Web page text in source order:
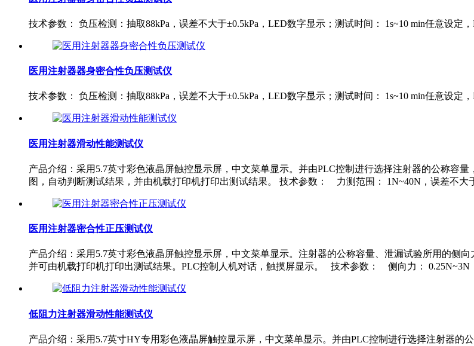
技术参数： 负压检测：抽取88kPa，误差不大于±0.5kPa，LED数字显示；测试时间： 1s~10 min任意设定
医用注射器器身密合性负压测试仪
技术参数： 负压检测：抽取88kPa，误差不大于±0.5kPa，LED数字显示；测试时间： 1s~10 min任意设定
医用注射器滑动性能测试仪
产品介绍：采用5.7英寸彩色液晶屏触控显示屏，中文菜单显示。并由PLC控制进行选择注射器的公称容
图，自动判断测试结果，并由机载打印机打印出测试结果。 技术参数： 力测范围： 1N~40N，误差不
医用注射器密合性正压测试仪
产品介绍：采用5.7英寸彩色液晶屏触控显示屏，中文菜单显示。注射器的公称容量、泄漏试验所用的侧
并可由机载打印机打印出测试结果。PLC控制人机对话，触摸屏显示。 技术参数： 侧向力： 0.25N~3N
低阻力注射器滑动性能测试仪
产品介绍：采用5.7英寸HY专用彩色液晶屏触控显示屏，中文菜单显示。并由PLC控制进行选择注射器